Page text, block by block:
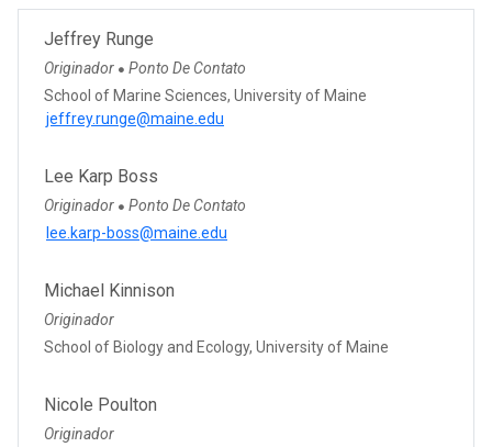
Jeffrey Runge
Originador ● Ponto De Contato
School of Marine Sciences, University of Maine
jeffrey.runge@maine.edu
Lee Karp Boss
Originador ● Ponto De Contato
lee.karp-boss@maine.edu
Michael Kinnison
Originador
School of Biology and Ecology, University of Maine
Nicole Poulton
Originador